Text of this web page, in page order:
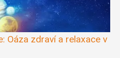
Oáza zdraví a relaxace v